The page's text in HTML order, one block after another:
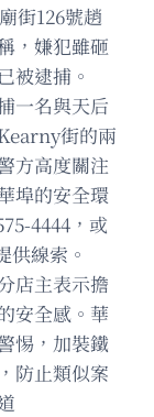
街126號趙
，嫌犯雖砸
被逮捕。
一名與天后
街的兩
方高度關注
埠的安全環
4444，或
供線索。
店主表示擔
安全感。華
惕，加裝鐵
防止類似案